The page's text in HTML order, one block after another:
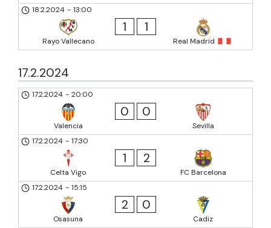
18.2.2024 - 13:00
Rayo Vallecano
1 1
Real Madrid
17.2.2024
17.2.2024 - 20:00
Valencia
0 0
Sevilla
17.2.2024 - 17:30
Celta Vigo
1 2
FC Barcelona
17.2.2024 - 15:15
Osasuna
2 0
Cadiz